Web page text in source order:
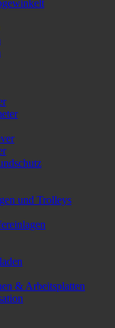
und Trolleys
& Arbeitsplatten